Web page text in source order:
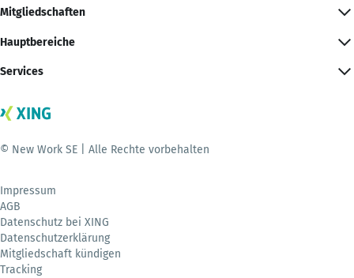
Mitgliedschaften
Hauptbereiche
Services
© New Work SE | Alle Rechte vorbehalten
Impressum
AGB
Datenschutz bei XING
Datenschutzerklärung
Mitgliedschaft kündigen
Tracking